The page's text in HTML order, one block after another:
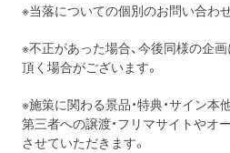
※当落についての個別のお問い合わ
※不正があった場合、今後同様の企
頂く場合がございます。
※施策に関わる景品・特典・サイン本
第三者への譲渡・フリマサイトやオ
させていただきます。